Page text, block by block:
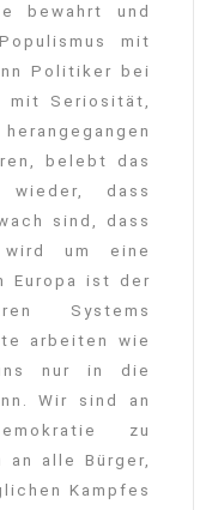
bewahrt und
mit
Politiker bei
mit Seriosität,
belebt das
dass
sind, dass
wird um eine
Europa ist der
Systems
arbeiten wie
nur in die
Wir sind an
zu
an alle Bürger,
Kampfes